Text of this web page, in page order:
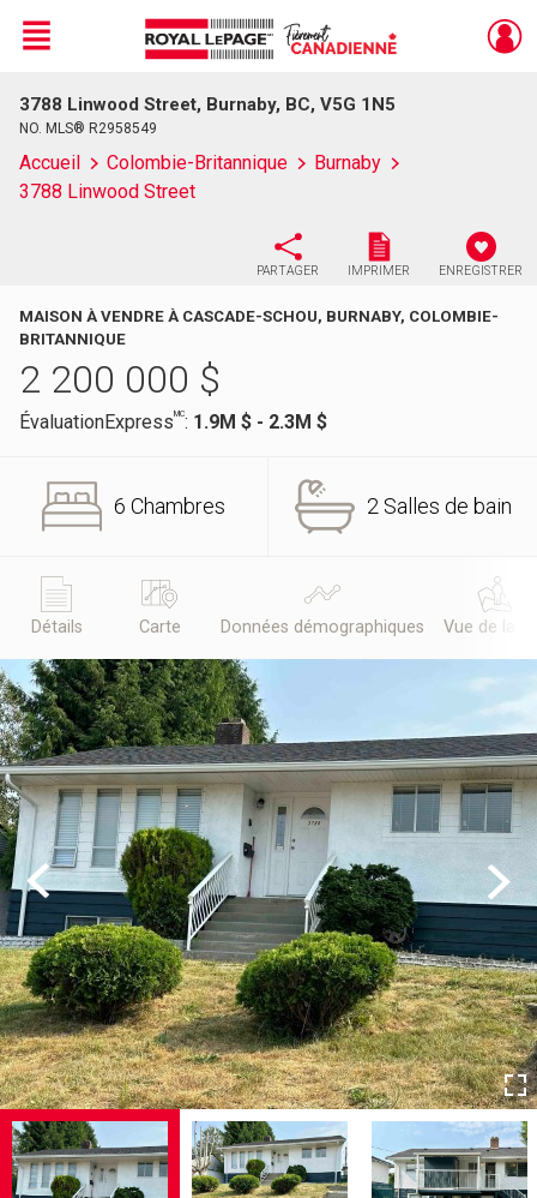
Live
En Direct
Menu
3788 Linwood Street, Burnaby, BC, V5G 1N5
NO. MLS® R2958549
Accueil Colombie-Britannique
Burnaby
3788 Linwood Street
PARTAGER IMPRIMER ENREGISTRER
MAISON À VENDRE À CASCADE-SCHOU, BURNABY, COLOMBIE-
BRITANNIQUE
2 200 000 $
ÉvaluationExpressMC: 1.9M $ - 2.3M $
6 Chambres 2 Salles de bain
Détails Carte Données démographiques Vue de la
Previous Next